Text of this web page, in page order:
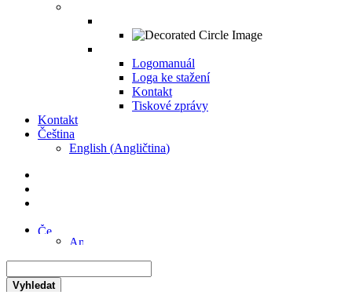
Logomanuál
Loga ke stažení
Kontakt
Tiskové zprávy
Kontakt
Čeština
English (Angličtina)
Vyhledat